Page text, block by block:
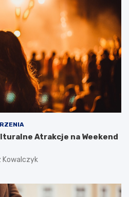
Atrakcje na Weekend
Kowalczyk